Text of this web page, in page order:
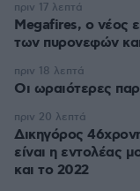
Megafires, ο νέος
των πυρονεφών
πριν 17 λεπτά
Οι ωραιότερες
πριν 18 λεπτά
Δικηγόρος
είναι η εντολέας
και το 2022
πριν 20 λεπτά